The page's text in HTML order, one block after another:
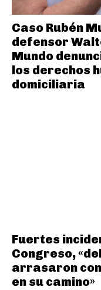
Caso Rubén
defensor
Mundo
los derechos
domiciliaria
Fuertes
Congreso,
arrasaron
en su camino»